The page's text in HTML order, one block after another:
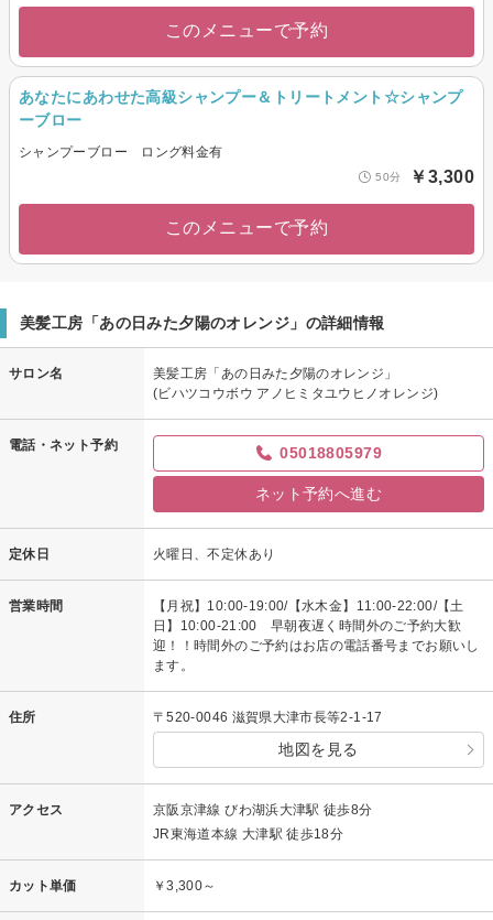
このメニューで予約
あなたにあわせた高級シャンプー＆トリートメント☆シャンプ
ーブロー
シャンプーブロー ロング料金有
50分 ￥3,300
このメニューで予約
美髪工房「あの日みた夕陽のオレンジ」の詳細情報
サロン名
美髪工房「あの日みた夕陽のオレンジ」
(ビハツコウボウ アノヒミタユウヒノオレンジ)
電話・ネット予約 05018805979
ネット予約へ進む
定休日 火曜日、不定休あり
営業時間
【月祝】10:00-19:00/【水木金】11:00-22:00/【土
日】10:00-21:00 早朝夜遅く時間外のご予約大歓
迎！！時間外のご予約はお店の電話番号までお願いし
ます。
住所 〒520-0046 滋賀県大津市長等2-1-17
地図を見る
アクセス
京阪京津線 びわ湖浜大津駅 徒歩8分
JR東海道本線 大津駅 徒歩18分
カット単価 ￥3,300～